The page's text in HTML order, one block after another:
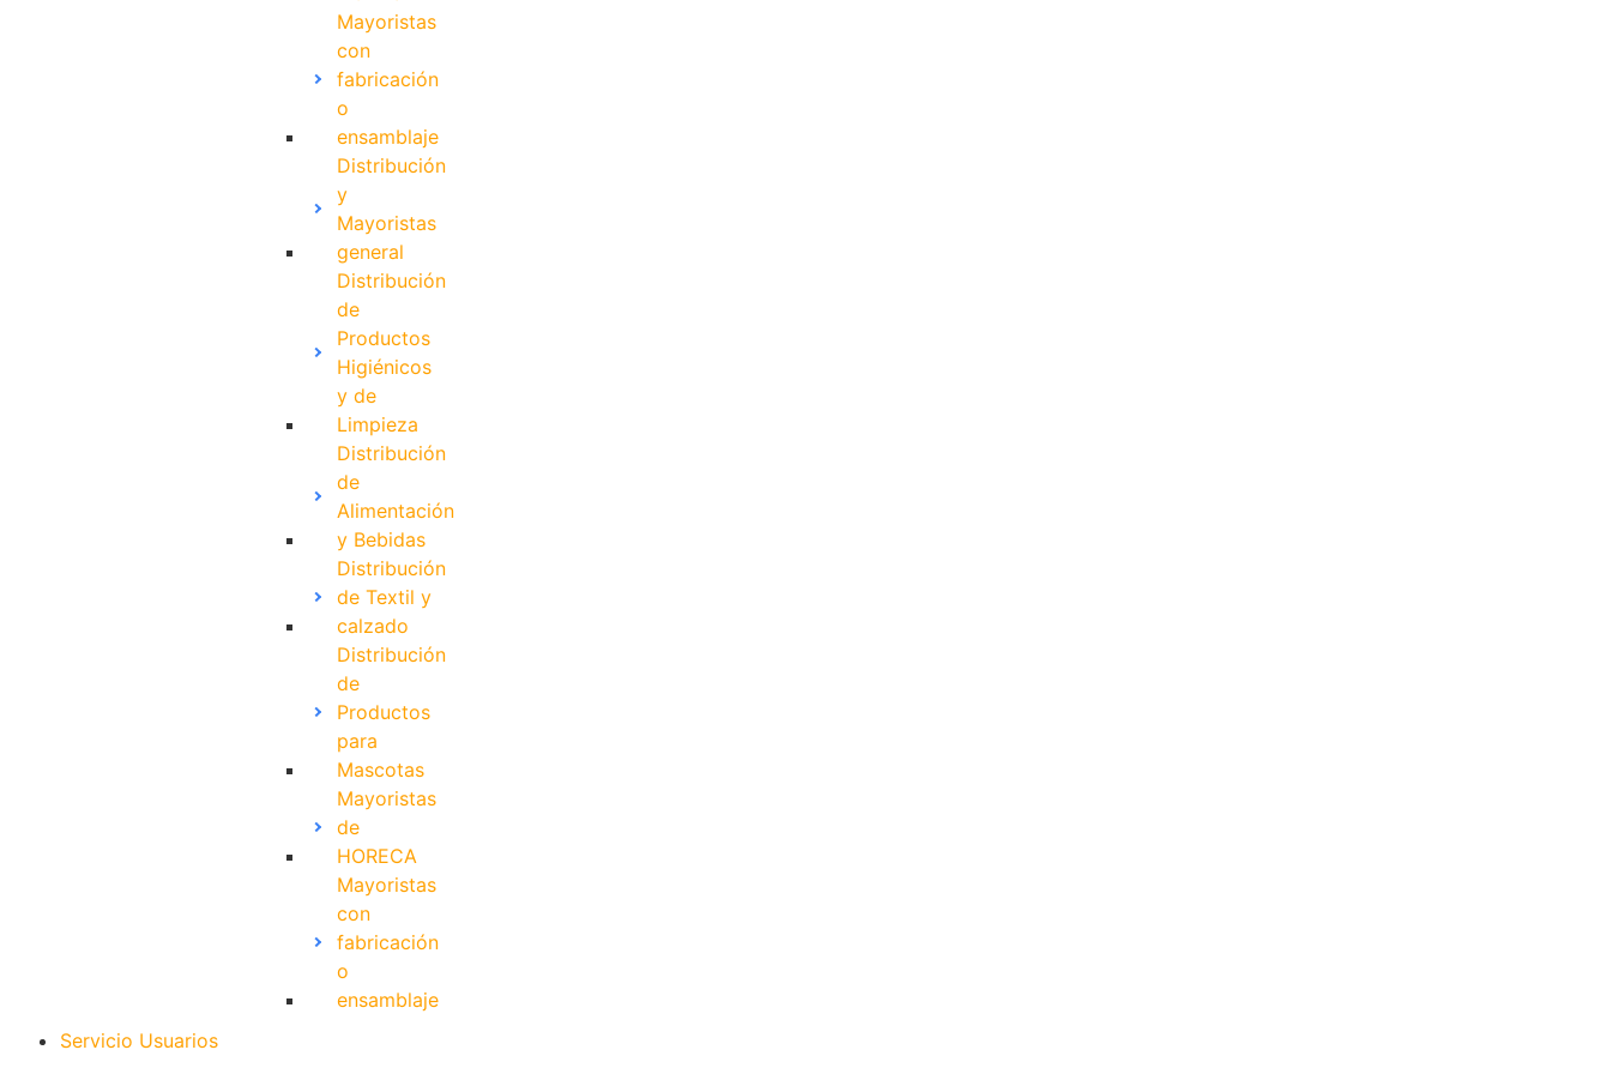
Mayoristas
con
fabricación
o
ensamblaje
Distribución
y
Mayoristas
general
Distribución
de
Productos
Higiénicos
y de
Limpieza
Distribución
de
Alimentación
y Bebidas
Distribución
de Textil y
calzado
Distribución
de
Productos
para
Mascotas
Mayoristas
de
HORECA
Mayoristas
con
fabricación
o
ensamblaje
Servicio Usuarios